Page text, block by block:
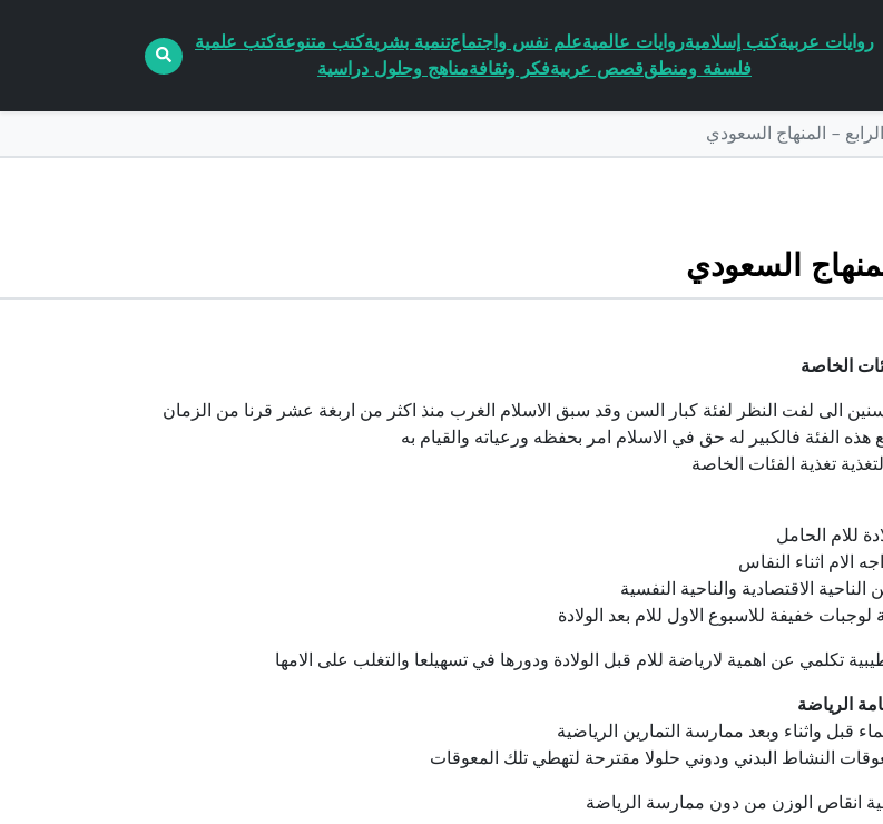
روايات عربيةكتب إسلاميةروايات عالميةعلم نفس واجتماعتنمية بشريةكتب متنوعةكتب علمية
فلسفة ومنطققصص عربيةفكر وثقافةمناهج وحلول دراسية
– المنهاج السعودي
السعودي
الخاصة
الى لفت النظر لفئة كبار السن وقد سبق الاسلام الغرب منذ اكثر من اربغة عشر قرنا من الزمان
هذه الفئة فالكبير له حق في الاسلام امر بحفظه ورعياته والقيام به
تغذية الفئات الخاصة
للام الحامل
الام اثناء النفاس
الاقتصادية والناحية النفسية
خفيفة للاسبوع الاول للام بعد الولادة
تكلمي عن اهمية لارياضة للام قبل الولادة ودورها في تسهيلعا والتغلب على الامها
الرياضة
قبل واثناء وبعد ممارسة التمارين الرياضية
النشاط البدني ودوني حلولا مقترحة لتهطي تلك المعوقات
انقاص الوزن من دون ممارسة الرياضة